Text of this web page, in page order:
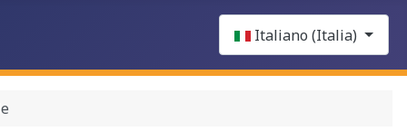
Italiano (Italia)